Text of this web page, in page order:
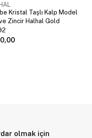
Kristal Taşlı Kalp Model
Zincir Halhal Gold
olmak için